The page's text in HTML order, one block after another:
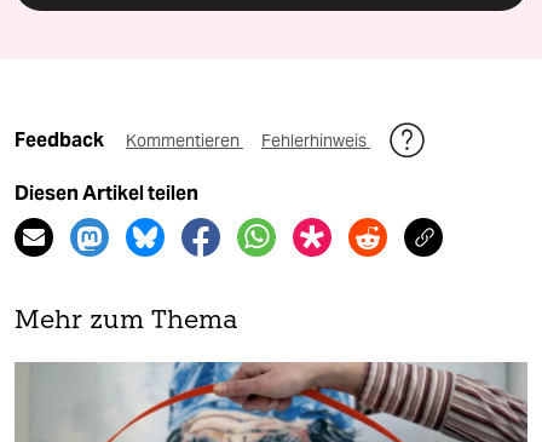
Feedback Kommentieren Fehlerhinweis
Diesen Artikel teilen
Mehr zum Thema